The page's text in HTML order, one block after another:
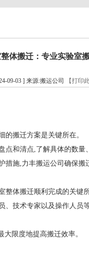
体搬迁：专业实验室
09-03 ] 来源:搬运公司 【打印
的搬迁方案是关键所在。
和清点,了解具体的数量
施,力丰搬运公司确保搬
体搬迁顺利完成的关键所
、技术专家以及操作人
限度地提高搬迁效率。